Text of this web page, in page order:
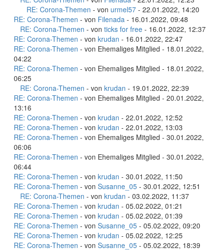
RE: Corona-Themen - von urmel57 - 22.01.2022, 14:20
RE: Corona-Themen - von Filenada - 16.01.2022, 09:48
RE: Corona-Themen - von ticks for free - 16.01.2022, 12:37
RE: Corona-Themen - von krudan - 16.01.2022, 22:47
RE: Corona-Themen - von Ehemaliges Mitglied - 18.01.2022,
04:22
RE: Corona-Themen - von Ehemaliges Mitglied - 18.01.2022,
06:25
RE: Corona-Themen - von krudan - 19.01.2022, 22:39
RE: Corona-Themen - von Ehemaliges Mitglied - 20.01.2022,
13:16
RE: Corona-Themen - von krudan - 22.01.2022, 12:52
RE: Corona-Themen - von krudan - 22.01.2022, 13:03
RE: Corona-Themen - von Ehemaliges Mitglied - 30.01.2022,
06:06
RE: Corona-Themen - von Ehemaliges Mitglied - 30.01.2022,
06:44
RE: Corona-Themen - von krudan - 30.01.2022, 11:50
RE: Corona-Themen - von Susanne_05 - 30.01.2022, 12:51
RE: Corona-Themen - von krudan - 03.02.2022, 11:37
RE: Corona-Themen - von krudan - 05.02.2022, 01:21
RE: Corona-Themen - von krudan - 05.02.2022, 01:39
RE: Corona-Themen - von Susanne_05 - 05.02.2022, 09:20
RE: Corona-Themen - von krudan - 05.02.2022, 12:25
RE: Corona-Themen - von Susanne_05 - 05.02.2022, 18:39